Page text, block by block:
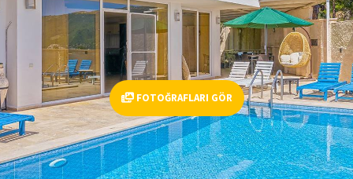
FOTOĞRAFLARI GÖR